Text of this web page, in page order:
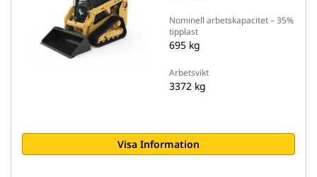
Nominell arbetskapacitet – 35%
tipplast
695 kg
Arbetsvikt
3372 kg
Visa Information